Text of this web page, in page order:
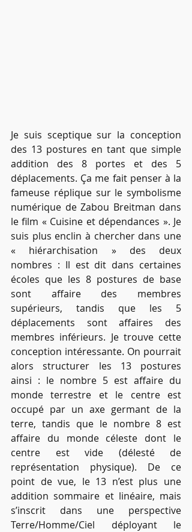
Je suis sceptique sur la conception
des 13 postures en tant que simple
addition des 8 portes et des 5
déplacements. Ça me fait penser à la
fameuse réplique sur le symbolisme
numérique de Zabou Breitman dans
le film « Cuisine et dépendances ». Je
suis plus enclin à chercher dans une
« hiérarchisation » des deux
nombres : Il est dit dans certaines
écoles que les 8 postures de base
sont affaire des membres
supérieurs, tandis que les 5
déplacements sont affaires des
membres inférieurs. Je trouve cette
conception intéressante. On pourrait
alors structurer les 13 postures
ainsi : le nombre 5 est affaire du
monde terrestre et le centre est
occupé par un axe germant de la
terre, tandis que le nombre 8 est
affaire du monde céleste dont le
centre est vide (délesté de
représentation physique). De ce
point de vue, le 13 n’est plus une
addition sommaire et linéaire, mais
s’inscrit dans une perspective
Terre/Homme/Ciel déployant le